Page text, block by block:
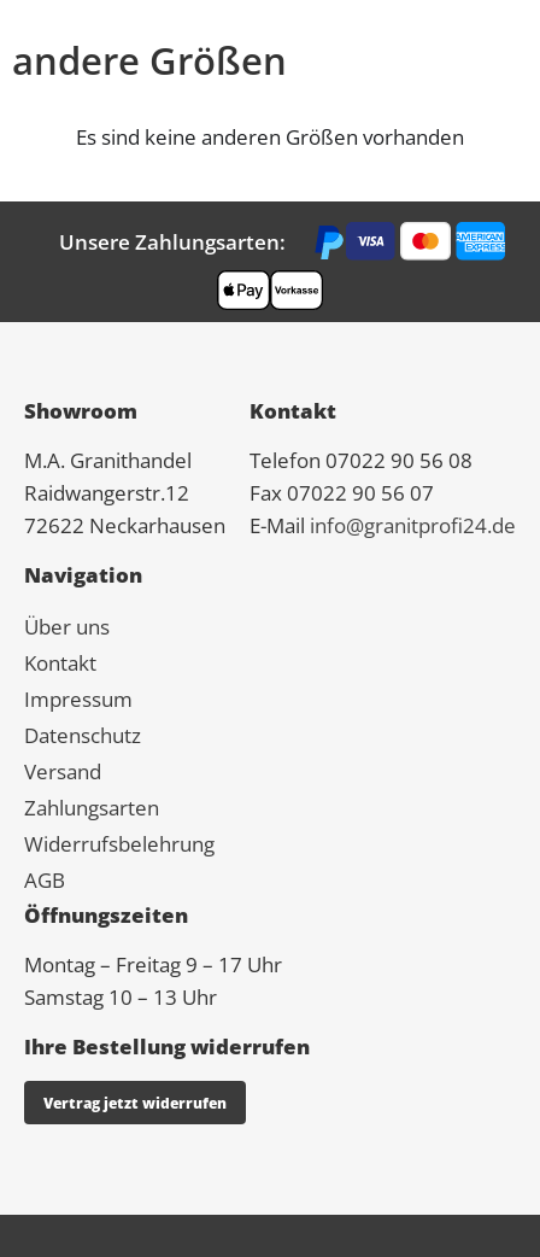
andere Größen
Es sind keine anderen Größen vorhanden
Unsere Zahlungsarten:
Showroom
M.A. Granithandel
Raidwangerstr.12
72622 Neckarhausen
Kontakt
Telefon 07022 90 56 08
Fax 07022 90 56 07
E-Mail info@granitprofi24.de
Navigation
Über uns
Kontakt
Impressum
Datenschutz
Versand
Zahlungsarten
Widerrufsbelehrung
AGB
Öffnungszeiten
Montag – Freitag 9 – 17 Uhr
Samstag 10 – 13 Uhr
Ihre Bestellung widerrufen
Vertrag jetzt widerrufen